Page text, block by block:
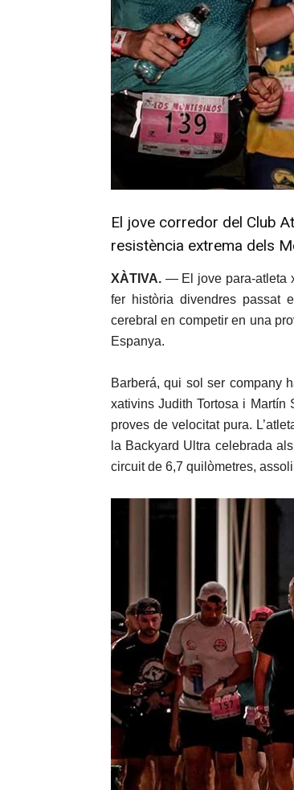
El jove corredor del Club
resistència extrema dels
XÀTIVA. — El jove para-atleta
fer història divendres passat
cerebral en competir en una
Espanya.
Barberá, qui sol ser company
xativins Judith Tortosa i
proves de velocitat pura.
la Backyard Ultra celebrada
circuit de 6,7 quilòmetres,